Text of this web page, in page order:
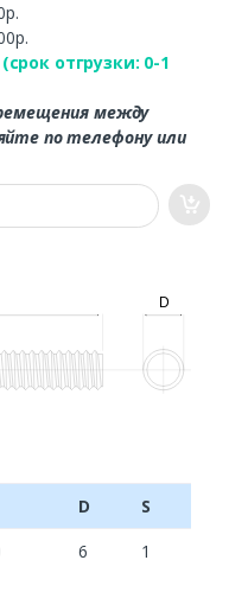
отгрузки: 0-1
между
по телефону или
D
S
6 1